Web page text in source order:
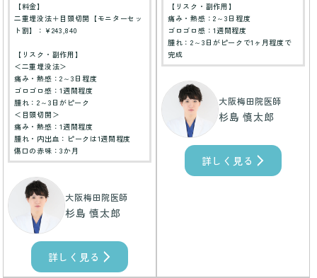
【料金】
二重埋没法＋目頭切開【モニターセッ
ト割】：¥243,840
【リスク・副作用】
＜二重埋没法＞
痛み・熱感：2～3日程度
ゴロゴロ感：1週間程度
腫れ：2～3日がピーク
＜目頭切開＞
痛み・熱感：1週間程度
腫れ・内出血：ピークは1週間程度
傷口の赤味：3か月
大阪梅田院医師
杉島 慎太郎
詳しく見る
【リスク・副作用】
痛み・熱感：2～3日程度
ゴロゴロ感：1週間程度
腫れ：2～3日がピークで1ヶ月程度で
完成
大阪梅田院医師
杉島 慎太郎
詳しく見る